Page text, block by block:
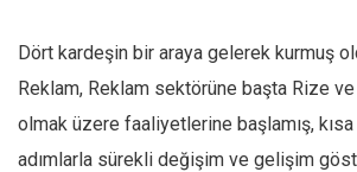
Dört kardeşin bir araya gelerek kurmuş
Reklam, Reklam sektörüne başta Rize
olmak üzere faaliyetlerine başlamış,
adımlarla sürekli değişim ve gelişim